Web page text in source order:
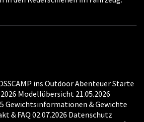
ins Outdoor Abenteuer Starte
Modellübersicht 21.05.2026
Gewichtsinformationen & Gewichte
& FAQ 02.07.2026 Datenschutz